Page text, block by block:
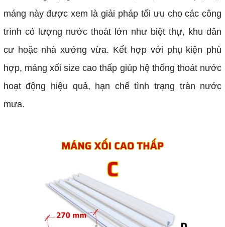
máng này được xem là giải pháp tối ưu cho các công
trình có lượng nước thoát lớn như biệt thự, khu dân
cư hoặc nhà xưởng vừa. Kết hợp với phụ kiện phù
hợp, máng xối size cao thấp giúp hệ thống thoát nước
hoạt động hiệu quả, hạn chế tình trạng tràn nước
mưa.